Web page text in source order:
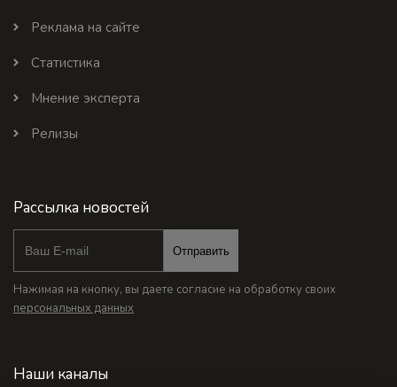
Реклама на сайте
Статистика
Мнение эксперта
Релизы
Рассылка новостей
Отправить
Нажимая на кнопку, вы даете согласие на обработку своих
персональных данных
Наши каналы